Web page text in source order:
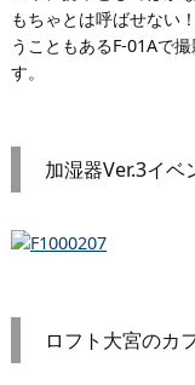
もちゃとは呼ばせない
うこともあるF-01Aで
す。
加湿器Ver.3イベ
ロフト大宮のカ